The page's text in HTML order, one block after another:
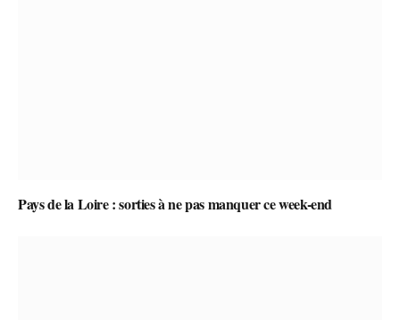
Pays de la Loire : sorties à ne pas manquer ce week-end